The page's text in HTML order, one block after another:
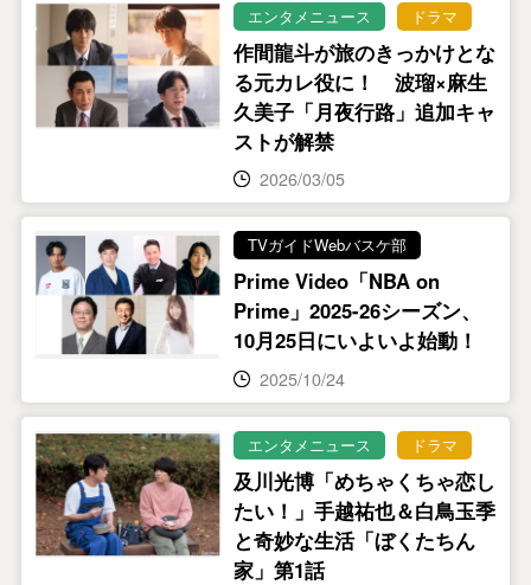
エンタメニュース ドラマ
作間龍斗が旅のきっかけとな
る元カレ役に！ 波瑠×麻生
久美子「月夜行路」追加キャ
ストが解禁
2026/03/05
TVガイドWebバスケ部
Prime Video「NBA on
Prime」2025-26シーズン、
10月25日にいよいよ始動！
2025/10/24
エンタメニュース ドラマ
及川光博「めちゃくちゃ恋し
たい！」手越祐也＆白鳥玉季
と奇妙な生活「ぼくたちん
家」第1話